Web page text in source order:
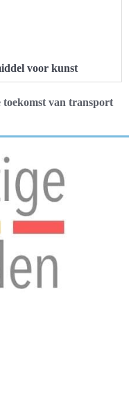
voor kunst
toekomst van transport